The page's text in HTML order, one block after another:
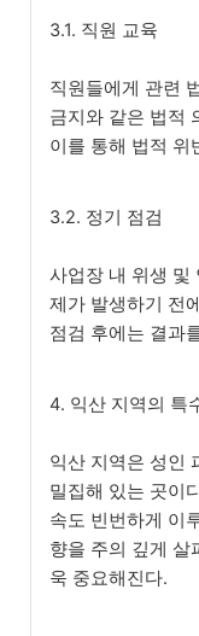
3.1. 직원 교육
직원들에게 관련
금지와 같은 법적
이를 통해 법적 위
3.2. 정기 점검
사업장 내 위생 및
제가 발생하기 전
점검 후에는 결과
4. 익산 지역의 특
익산 지역은 성인
밀집해 있는 곳이
속도 빈번하게 이
향을 주의 깊게 살
욱 중요해진다.